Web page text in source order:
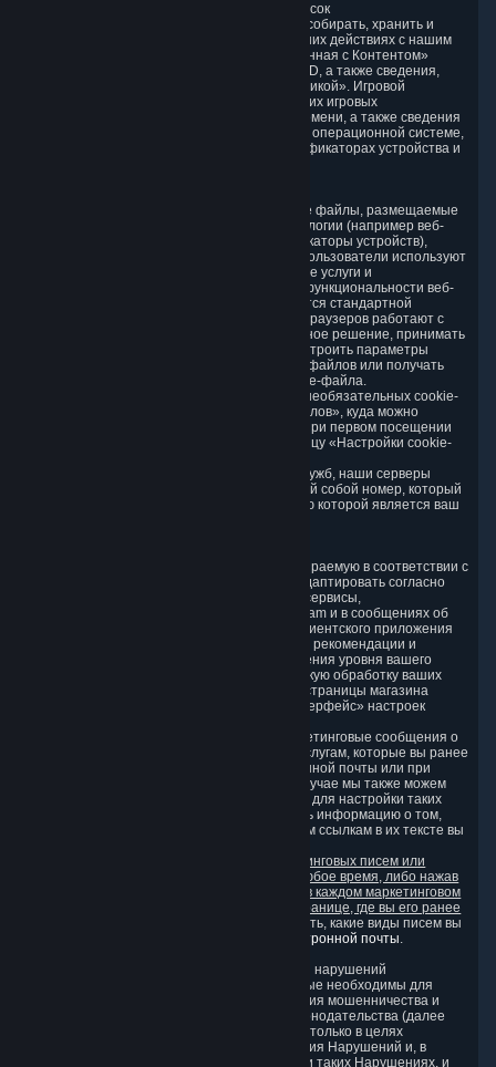
3.5. Использование вами Игр и других Подписок
Чтобы предоставлять вам услуги, мы будем собирать, хранить и
использовать различную информацию о ваших действиях с нашим
Контентом и Услугами. «Информация, связанная с Контентом»
включает в себя ваш идентификатор Steam ID, а также сведения,
которые обычно называют «игровой статистикой». Игровой
статистикой мы считаем информацию о ваших игровых
предпочтениях, успехах в играх, игровом времени, а также сведения
об используемом устройстве, в том числе об операционной системе,
параметрах устройства, уникальных идентификаторах устройства и
Мы используем cookie-файлы, т.е. текстовые файлы, размещаемые
на вашем компьютере, и аналогичные технологии (например веб-
маяки, пиксели, рекламные теги и идентификаторы устройств),
которые помогают нам анализировать, как пользователи используют
наши услуги, а также улучшать предлагаемые услуги и
эффективность маркетинга, аналитики или функциональности веб-
сайта. Использование cookie-файлов является стандартной
практикой в Интернете. Хотя большинство браузеров работают с
cookie-файлами автоматически, окончательное решение, принимать
их или нет, остается за вами. Вы можете настроить параметры
браузера, чтобы не допускать прием сookie-файлов или получать
уведомление при каждой отправке вам сookie-файла.
Вы можете контролировать использование необязательных cookie-
файлов на странице «Настройка cookie-файлов», куда можно
попасть из раздела cookie, отображаемого при первом посещении
нашего сайта, и в любое время через страницу «Настройки cookie-
Когда вы посещаете какую-либо из наших служб, наши серверы
регистрируют ваш IP-адрес, представляющий собой номер, который
автоматически назначается для сети, частью которой является ваш
Мы можем обрабатывать информацию, собираемую в соответствии с
разделом 3 настоящего документа, чтобы адаптировать согласно
вашим предпочтениям контент, продукты и сервисы,
представленные на страницах магазина Steam и в сообщениях об
обновлениях, отображаемых при запуске Клиентского приложения
Steam, и отображать в них соответствующие рекомендации и
предложения. Это делается в целях повышения уровня вашего
обслуживания. Вы можете заблокировать такую обработку ваших
данных, отключив автоматическую загрузку страницы магазина
Steam и уведомлений Steam в разделе «Интерфейс» настроек
Компания Valve может отправлять вам маркетинговые сообщения о
товарах и услугах, аналогичных товарам и услугам, которые вы ранее
запрашивали у Valve, на ваш адрес электронной почты или при
наличии вашего прямого согласия. В этом случае мы также можем
использовать вашу собранную информацию для настройки таких
маркетинговых сообщений, а также собирать информацию о том,
открывали ли вы такие сообщения и по каким ссылкам в их тексте вы
Вы можете отказаться от получения маркетинговых писем или
отозвать свое согласие на их получение в любое время, либо нажав
на ссылку «Отписаться», предоставленную в каждом маркетинговом
письме, либо отозвав согласие на той же странице, где вы его ранее
Кроме того, вы можете выбрать, какие виды писем вы
странице настроек электронной почты.
3.8. Информация, требуемая для выявления нарушений
Мы собираем определенные данные, которые необходимы для
выявления, расследования и предотвращения мошенничества и
прочих нарушений SSA и действующего законодательства (далее
«Нарушения»). Такие данные используются только в целях
выявления, расследования и предотвращения Нарушений и, в
соответствующих случаях, принятия мер при таких Нарушениях, и